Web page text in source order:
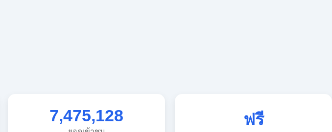
7,475,128
ยอดเข้าชม
ฟรี
ใช้งานตลอด 24 ชั่วโมง